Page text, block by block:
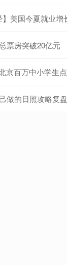
急剧放缓 市场开始定价9月降息
票房突破20亿元
万中小学生点燃校园
做的日照攻略复